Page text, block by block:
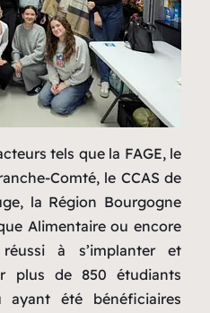
tels que la FAGE, le
Comté, le CCAS de
la Région Bourgogne
Alimentaire ou encore
réussi à s’implanter et
plus de 850 étudiants
ayant été bénéficiaires